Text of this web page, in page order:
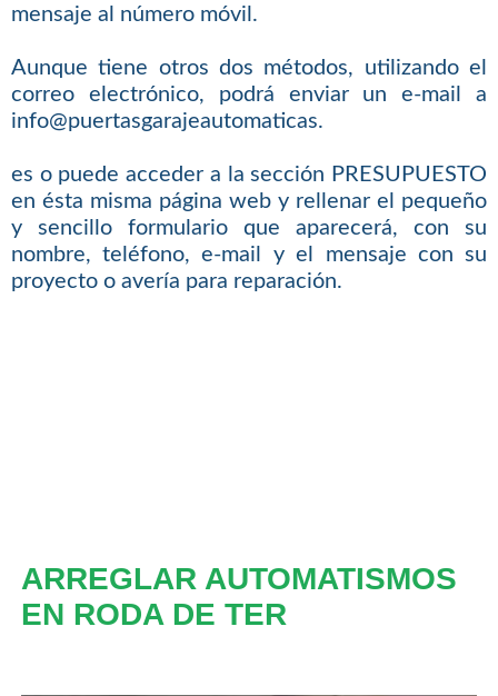
mensaje al número móvil.
Aunque tiene otros dos métodos, utilizando el
correo electrónico, podrá enviar un e-mail a
info@puertasgarajeautomaticas.
es o puede acceder a la sección PRESUPUESTO
en ésta misma página web y rellenar el pequeño
y sencillo formulario que aparecerá, con su
nombre, teléfono, e-mail y el mensaje con su
proyecto o avería para reparación.
ARREGLAR AUTOMATISMOS
EN RODA DE TER